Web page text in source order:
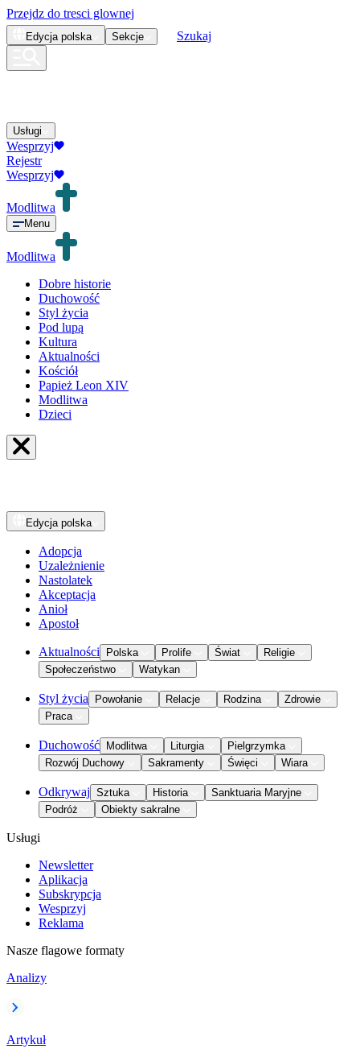
Przejdz do tresci glownej
Edycja polska Sekcje Szukaj
Usługi
Wesprzyj
Rejestr
Wesprzyj
Modlitwa
Menu
Modlitwa
Dobre historie
Duchowość
Styl życia
Pod lupą
Kultura
Aktualności
Kościół
Papież Leon XIV
Modlitwa
Dzieci
Edycja polska
Adopcja
Uzależnienie
Nastolatek
Akceptacja
Anioł
Apostoł
Aktualności Polska Prolife Świat
Religie
Społeczeństwo
Watykan
Styl życia Powołanie Relacje Rodzina
Zdrowie
Praca
Duchowość Modlitwa Liturgia
Pielgrzymka
Rozwój Duchowy
Sakramenty Święci Wiara
Odkrywaj Sztuka Historia
Sanktuaria Maryjne
Podróż
Obiekty sakralne
Usługi
Newsletter
Aplikacja
Subskrypcja
Wesprzyj
Reklama
Nasze flagowe formaty
Analizy
Artykuł